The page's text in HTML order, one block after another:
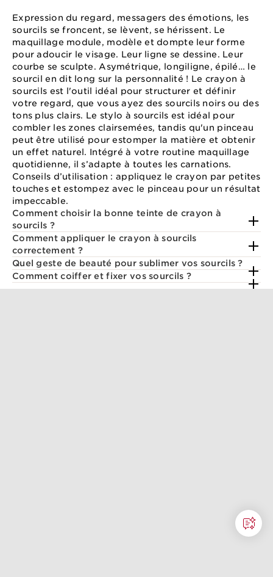
Expression du regard, messagers des émotions, les
sourcils se froncent, se lèvent, se hérissent. Le
maquillage module, modèle et dompte leur forme
pour adoucir le visage. Leur ligne se dessine. Leur
courbe se sculpte. Asymétrique, longiligne, épilé… le
sourcil en dit long sur la personnalité ! Le crayon à
sourcils est l'outil idéal pour structurer et définir
votre regard, que vous ayez des sourcils noirs ou des
tons plus clairs. Le stylo à sourcils est idéal pour
combler les zones clairsemées, tandis qu'un pinceau
peut être utilisé pour estomper la matière et obtenir
un effet naturel. Intégré à votre routine maquillage
quotidienne, il s’adapte à toutes les carnations.
Conseils d’utilisation : appliquez le crayon par petites
touches et estompez avec le pinceau pour un résultat
impeccable.
Comment choisir la bonne teinte de crayon à
sourcils ?
Comment appliquer le crayon à sourcils
correctement ?
Quel geste de beauté pour sublimer vos sourcils ?
Comment coiffer et fixer vos sourcils ?